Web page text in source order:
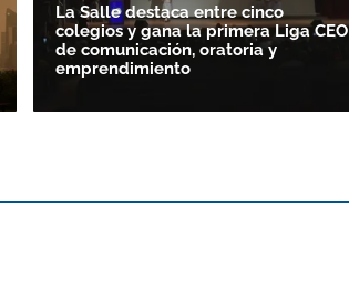
La Salle destaca entre cinco
colegios y gana la primera Liga CEO
de comunicación, oratoria y
emprendimiento